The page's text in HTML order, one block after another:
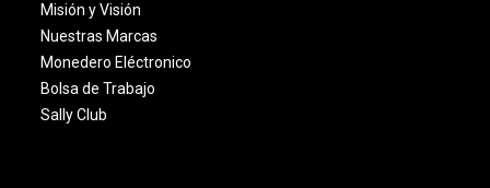
Misión y Visión
Nuestras Marcas
Monedero Eléctronico
Bolsa de Trabajo
Sally Club